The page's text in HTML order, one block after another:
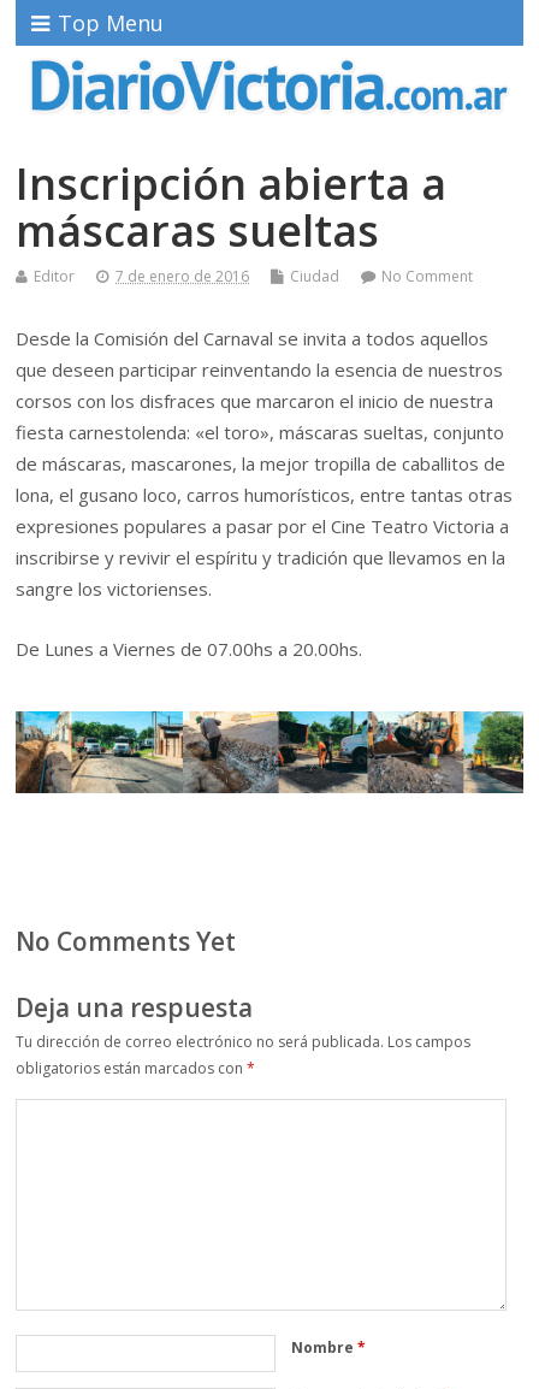
Top Menu
Inscripción abierta a
máscaras sueltas
Editor 7 de enero de 2016 Ciudad No Comment
Desde la Comisión del Carnaval se invita a todos aquellos
que deseen participar reinventando la esencia de nuestros
corsos con los disfraces que marcaron el inicio de nuestra
fiesta carnestolenda: «el toro», máscaras sueltas, conjunto
de máscaras, mascarones, la mejor tropilla de caballitos de
lona, el gusano loco, carros humorísticos, entre tantas otras
expresiones populares a pasar por el Cine Teatro Victoria a
inscribirse y revivir el espíritu y tradición que llevamos en la
sangre los victorienses.
De Lunes a Viernes de 07.00hs a 20.00hs.
No Comments Yet
Deja una respuesta
Tu dirección de correo electrónico no será publicada. Los campos
obligatorios están marcados con*
Nombre*